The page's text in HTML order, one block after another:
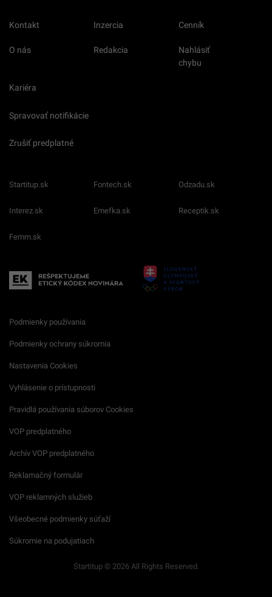
Kontakt Inzercia Cenník
O nás Redakcia
Nahlásiť
chybu
Kariéra
Spravovať notifikácie
Zrušiť predplatné
Startitup.sk Fontech.sk Odzadu.sk
Interez.sk Emefka.sk Receptik.sk
Femm.sk
Podmienky používania
Podmienky ochrany súkromia
Nastavenia Cookies
Vyhlásenie o prístupnosti
Pravidlá používania súborov Cookies
VOP predplatného
Archív VOP predplatného
Reklamačný formulár
VOP reklamných služieb
Všeobecné podmienky súťaží
Súkromie na podujatiach
Startitup © 2026 All Rights Reserved.